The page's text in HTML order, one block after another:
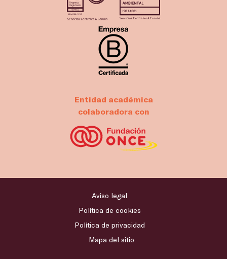
Entidad académica
colaboradora con
Aviso legal
Política de cookies
Política de privacidad
Mapa del sitio